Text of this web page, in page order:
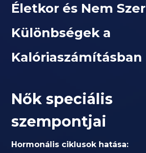
Életkor és Nem
Különbségek a
Kalóriaszámításban
Nők speciális
szempontjai
Hormonális ciklusok hatása: